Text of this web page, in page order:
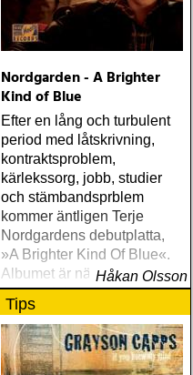
Nordgarden - A Brighter
Kind of Blue
Efter en lång och turbulent
period med låtskrivning,
kontraktsproblem,
kärlekssorg, jobb, studier
och stämbandsprblem
kommer äntligen Terje
Nordgardens debutplatta,
»A Brighter Kind Of Blue«.
Albumet är nära, enkelt och
ärligt och handlar om
upplevelser och historier
från en ung mans liv
Håkan Olsson
Tips